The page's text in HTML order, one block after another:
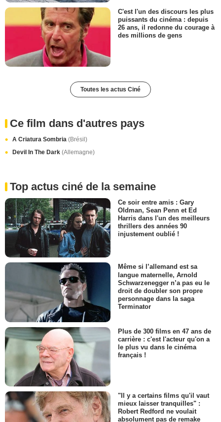
C'est l'un des discours les plus
puissants du cinéma : depuis
26 ans, il redonne du courage à
des millions de gens
Toutes les actus Ciné
Ce film dans d'autres pays
A Criatura Sombria (Brésil)
Devil In The Dark (Allemagne)
Top actus ciné de la semaine
Ce soir entre amis : Gary
Oldman, Sean Penn et Ed
Harris dans l'un des meilleurs
thrillers des années 90
injustement oublié !
Même si l’allemand est sa
langue maternelle, Arnold
Schwarzenegger n’a pas eu le
droit de doubler son propre
personnage dans la saga
Terminator
Plus de 300 films en 47 ans de
carrière : c'est l'acteur qu'on a
le plus vu dans le cinéma
français !
"Il y a certains films qu'il vaut
mieux laisser tranquilles" :
Robert Redford ne voulait
absolument pas de remake